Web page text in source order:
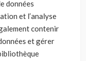
données
et l’analyse
contenir
et gérer